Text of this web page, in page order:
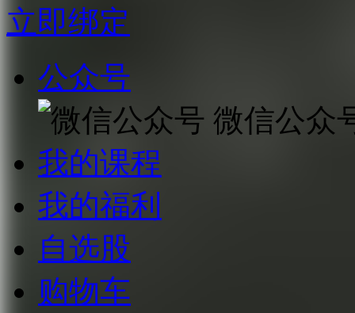
立即绑定
公众号
微信公众
我的课程
我的福利
自选股
购物车